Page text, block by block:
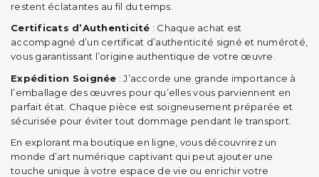
restent éclatantes au fil du temps.
Certificats d’Authenticité : Chaque achat est
accompagné d’un certificat d’authenticité signé et numéroté,
vous garantissant l’origine authentique de votre œuvre.
Expédition Soignée : J’accorde une grande importance à
l’emballage des œuvres pour qu’elles vous parviennent en
parfait état. Chaque pièce est soigneusement préparée et
sécurisée pour éviter tout dommage pendant le transport.
En explorant ma boutique en ligne, vous découvrirez un
monde d’art numérique captivant qui peut ajouter une
touche unique à votre espace de vie ou enrichir votre